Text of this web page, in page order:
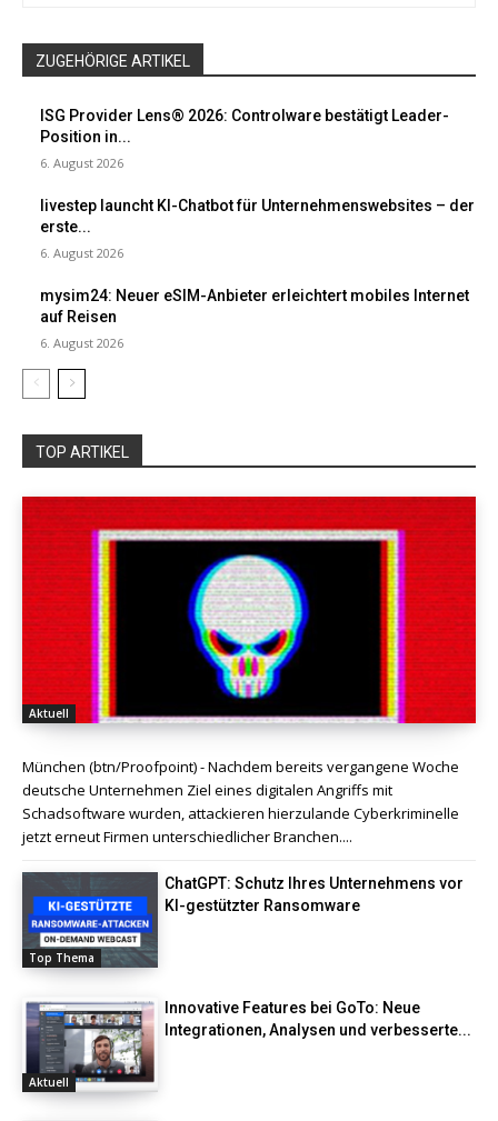
ZUGEHÖRIGE ARTIKEL
ISG Provider Lens® 2026: Controlware bestätigt Leader-
Position in...
6. August 2026
livestep launcht KI-Chatbot für Unternehmenswebsites – der
erste...
6. August 2026
mysim24: Neuer eSIM-Anbieter erleichtert mobiles Internet
auf Reisen
6. August 2026
TOP ARTIKEL
Aktuell
München (btn/Proofpoint) - Nachdem bereits vergangene Woche
deutsche Unternehmen Ziel eines digitalen Angriffs mit
Schadsoftware wurden, attackieren hierzulande Cyberkriminelle
jetzt erneut Firmen unterschiedlicher Branchen....
Top Thema
ChatGPT: Schutz Ihres Unternehmens vor
KI-gestützter Ransomware
Aktuell
Innovative Features bei GoTo: Neue
Integrationen, Analysen und verbesserte...